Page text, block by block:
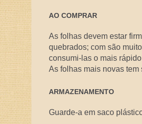
AO COMPRAR
As folhas devem estar
quebrados; com são
consumi-las o mais
As folhas mais novas
ARMAZENAMENTO
Guarde-a em saco